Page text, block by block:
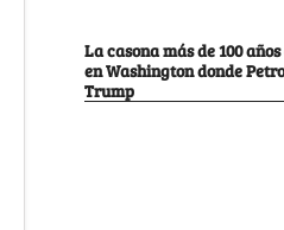
La casona más de 100
en Washington donde
Trump